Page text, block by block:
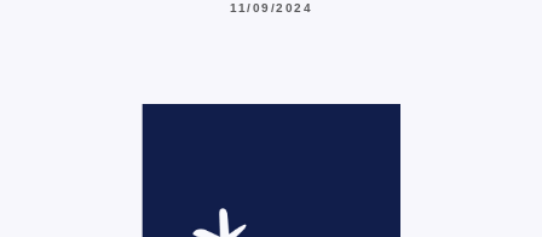
11/09/2024